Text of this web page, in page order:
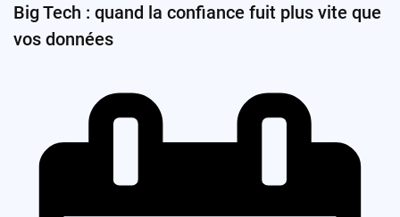
Big Tech : quand la confiance fuit plus vite que
vos données